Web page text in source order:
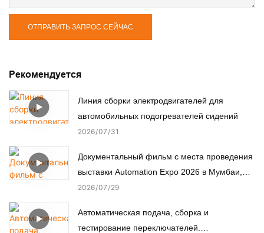
ОТПРАВИТЬ ЗАПРОС СЕЙЧАС
Рекомендуется
Линия сборки электродвигателей для
автомобильных подогревателей сидений
2026 07 31
Документальный фильм с места проведения
выставки Automation Expo 2026 в Мумбаи,
Индия.
2026 07 29
Автоматическая подача, сборка и
тестирование переключателей.